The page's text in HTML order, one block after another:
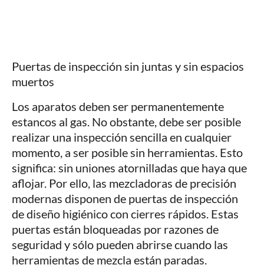
Puertas de inspección sin juntas y sin espacios
muertos
Los aparatos deben ser permanentemente
estancos al gas. No obstante, debe ser posible
realizar una inspección sencilla en cualquier
momento, a ser posible sin herramientas. Esto
significa: sin uniones atornilladas que haya que
aflojar. Por ello, las mezcladoras de precisión
modernas disponen de puertas de inspección
de diseño higiénico con cierres rápidos. Estas
puertas están bloqueadas por razones de
seguridad y sólo pueden abrirse cuando las
herramientas de mezcla están paradas.